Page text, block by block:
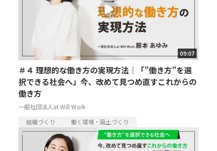
09:07
＃４ 理想的な働き方の実現方法｜「”働き方”を選
択できる社会へ」今、改めて見つめ直すこれからの
働き方
一般社団法人at Will Work
組織づくり
働く環境・風土づくり